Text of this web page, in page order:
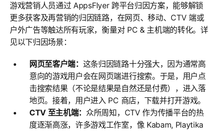
游戏营销人员通过 AppsFlyer 跨平台归因方案，能够解锁
更多获客及再营销的归因链路，在网页、移动、CTV 端或
户外广告等触达所有玩家，衡量对 PC & 主机端的转化。详
见以下归因场景：
网页至客户端： 这条归因链路十分强大，因为通常高
意向的游戏用户会在网页端进行搜索。于是，用户点
击搜索结果（不论是结果是自然还是付费），进入落
地页。接着，用户进入 PC 商店，下载并打开游戏。
CTV 至主机端： 众所周知，CTV 作为传播平台的热
度逐渐高涨，许多游戏工作室，像 Kabam, Playtika